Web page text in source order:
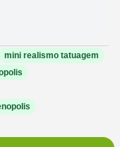
mini realismo tatuagem